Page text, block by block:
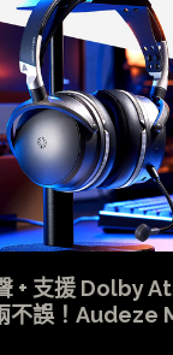
+ 支援 Dolby
誤！Audeze